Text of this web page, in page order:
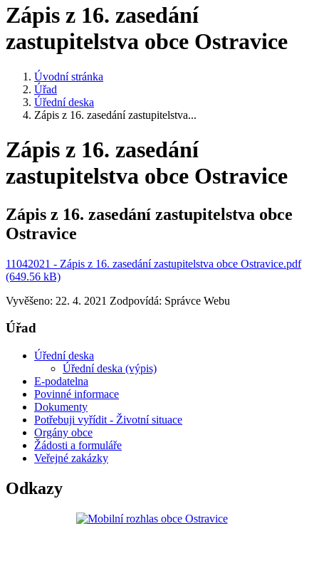
Zápis z 16. zasedání
zastupitelstva obce Ostravice
Úvodní stránka
Úřad
Úřední deska
Zápis z 16. zasedání zastupitelstva...
Zápis z 16. zasedání
zastupitelstva obce Ostravice
Zápis z 16. zasedání zastupitelstva obce
Ostravice
11042021 - Zápis z 16. zasedání zastupitelstva obce Ostravice.pdf
(649.56 kB)
Vyvěšeno: 22. 4. 2021 Zodpovídá: Správce Webu
Úřad
Úřední deska
Úřední deska (výpis)
E-podatelna
Povinné informace
Dokumenty
Potřebuji vyřídit - Životní situace
Orgány obce
Žádosti a formuláře
Veřejné zakázky
Odkazy